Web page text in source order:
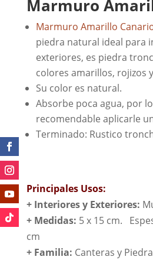
Marmuro
Marmuro Amarillo
piedra natural ideal para
exteriores, es piedra
colores amarillos, rojizos
Su color es natural.
Absorbe poca agua, por
recomendable aplicarle
Terminado: Rustico
Principales Usos:
+ Interiores y Exteriores:
+ Medidas: 5 x 15 cm.
cm
+ Familia: Canteras y